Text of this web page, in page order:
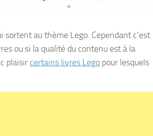
sortent au thème Lego. Cependant c’est
ou si la qualité du contenu est à la
plaisir certains livres Lego pour lesquels